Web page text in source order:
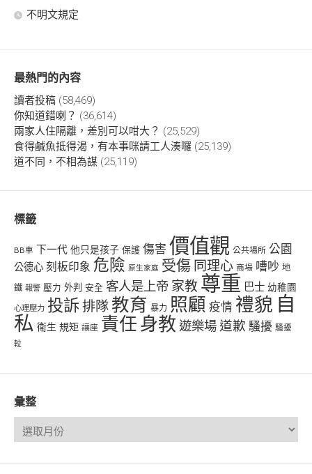
不明文規定
最熱門的內容
讀者投稿 (58,469)
你知道錯喇？ (36,614)
兩家人住隔離，差別可以咁大？ (25,529)
食得鹹魚抵得渴，有本事咪請工人湊囉 (25,139)
道不同，不相為謀 (25,119)
標籤
BB車 下一代 他只是孩子 保護 傷害 價值觀 公共場所 公園
公德心 刻板印象 危險 原生家庭 受傷 同理心 商場 嘈吵 地
鐵 報警 壓力 外判 安全 客人是上帝 家教 尊重 巴士 幼稚園
心理壓力 投訴排隊 教育 暴力 照顧 疫情 禮貌 自
私 衛生 規矩 讓座 責任 身教 遊樂場道歉 騷擾 騷擾
𨋢
彙整